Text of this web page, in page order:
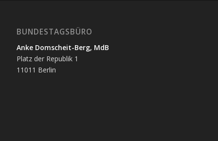
BUNDESTAGSBÜRO
Anke Domscheit-Berg, MdB
Platz der Republik 1
11011 Berlin